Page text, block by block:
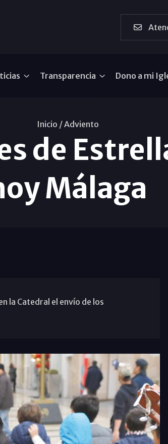
Transparencia Dono a mi
Inicio /Adviento
de
Málaga
la Catedral el envío de los